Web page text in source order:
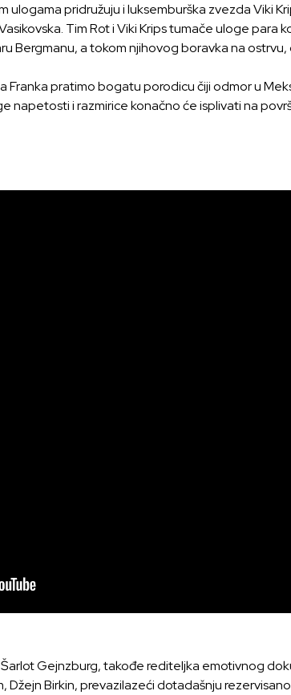
ulogama pridružuju i luksemburška zvezda Viki
Tim Rot i Viki Krips tumače uloge
Bergmanu, a tokom njihovog boravka na
Franka pratimo bogatu porodicu čiji odmor u
napetosti i razmirice konačno će isplivati na
Gejnzburg, takođe rediteljka emotivnog
Džejn Birkin, prevazilazeći dotadašnju